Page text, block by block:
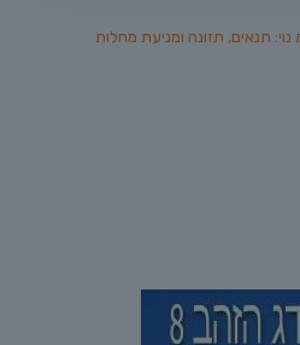
נוי: תנאים, תזונה ומניעת מחלות